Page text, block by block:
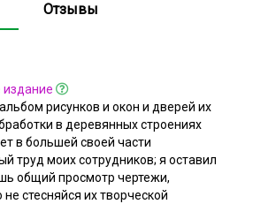
Отзывы
издание
рисунков и окон и дверей их
в деревянных строениях
в большей своей части
труд моих сотрудников; я оставил
общий просмотр чертежи,
стесняйся их творческой